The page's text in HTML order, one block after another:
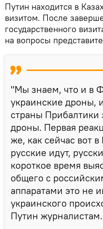
Путин находится в
визитом. После
государственного
на вопросы
"Мы знаем, что и в
украинские дроны,
страны Прибалтики
дроны. Первая
же, как сейчас вот
русские идут,
короткое время
общего с
аппаратами это не
украинского
Путин журналистам.